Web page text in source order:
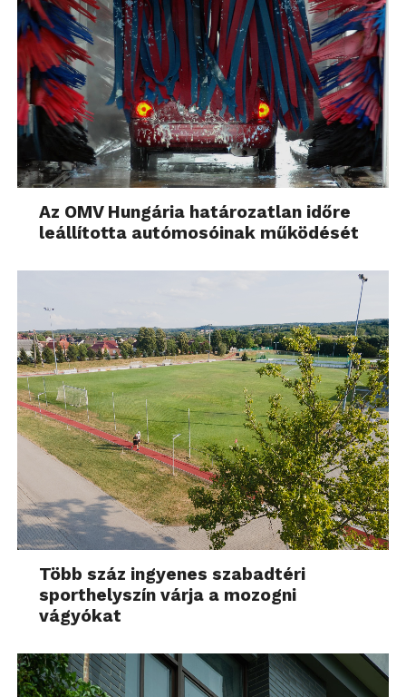
Az OMV Hungária határozatlan időre
leállította autómosóinak működését
Több száz ingyenes szabadtéri
sporthelyszín várja a mozogni
vágyókat